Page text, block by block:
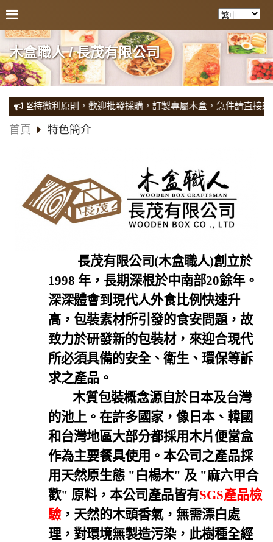
木盒職人 / 長茂有限公司
堅持微利原則，歡迎批發採購，訂製專屬木盒，急件請直接來
首頁 特色簡介
長茂有限公司(木盒職人)創立於
1998 年， 長期深根於中南部20餘年。
深深體會到現代人外食比例快速升
高 ， 包裝素材所引發的食安問題， 故
致力於研發新的包裝材， 來迎合現代
所必須具備的安全、衛生、環保等訴
求之產品。
木質包裝概念源自於日本及台灣
的池上。在許多國家，像日本、韓國
和台灣地區大部分都採用木片便當盒
作為主要餐具使用。本公司之產品採
用天然原生態 "白楊木" 及 "麻六甲合
歡" 原料，本公司產品皆有SGS產品檢
驗，天然的木頭香氣，無需漂白處
理，對環境無製造污染， 此樹種全經